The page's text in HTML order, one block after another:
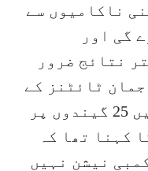
ناکامیوں سے
گی اور
میں بہتر نتائج ضرور
ٹائٹنز کے
خلاف سات وکٹوں کی شکست میں 25 گیندوں پر
کہنا تھا کہ
نیشن نہیں